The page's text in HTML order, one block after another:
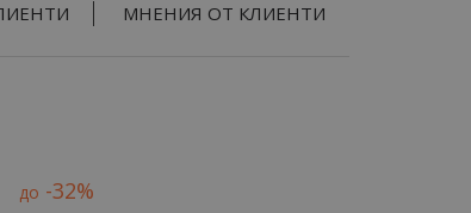
МНЕНИЯ ОТ КЛИЕНТИ
до -32%